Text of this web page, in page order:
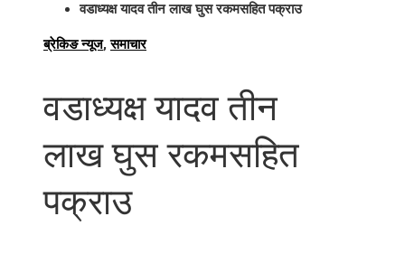
वडाध्यक्ष यादव तीन लाख घुस रकमसहित पक्राउ
ब्रेकिङ न्यूज,समाचार
वडाध्यक्ष यादव तीन
लाख घुस रकमसहित
पक्राउ